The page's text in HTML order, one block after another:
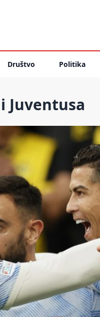
Društvo Politika
Juventusa